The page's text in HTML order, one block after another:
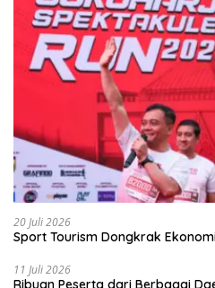
20 Juli 2026
Sport Tourism Dongkrak
11 Juli 2026
Ribuan Peserta dari Berbagai